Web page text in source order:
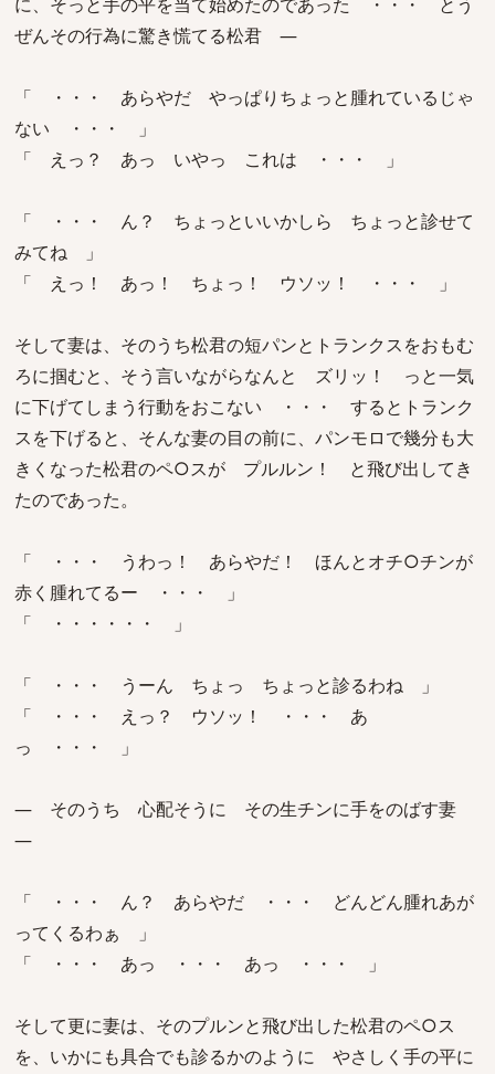
ぜんその行為に驚き慌てる松君 ―
「 ・・・ あらやだ やっぱりちょっと腫れているじゃ
ない ・・・ 」
「 えっ？ あっ いやっ これは ・・・ 」
「 ・・・ ん？ ちょっといいかしら ちょっと診せて
みてね 」
「 えっ！ あっ！ ちょっ！ ウソッ！ ・・・ 」
そして妻は、そのうち松君の短パンとトランクスをおもむ
ろに掴むと、そう言いながらなんと ズリッ！ っと一気
に下げてしまう行動をおこない ・・・ するとトランク
スを下げると、そんな妻の目の前に、パンモロで幾分も大
きくなった松君のペ○スが プルルン！ と飛び出してき
たのであった。
「 ・・・ うわっ！ あらやだ！ ほんとオチ○チンが
赤く腫れてるー ・・・ 」
「 ・・・・・・ 」
「 ・・・ うーん ちょっ ちょっと診るわね 」
「 ・・・ えっ？ ウソッ！ ・・・ あ
っ ・・・ 」
― そのうち 心配そうに その生チンに手をのばす妻
―
「 ・・・ ん？ あらやだ ・・・ どんどん腫れあが
ってくるわぁ 」
「 ・・・ あっ ・・・ あっ ・・・ 」
そして更に妻は、そのプルンと飛び出した松君のペ○ス
を、いかにも具合でも診るかのように やさしく手の平に